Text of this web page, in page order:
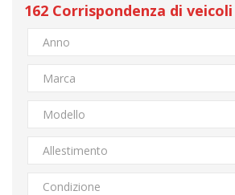
162 Corrispondenza di veicoli
Anno
Marca
Modello
Allestimento
Condizione